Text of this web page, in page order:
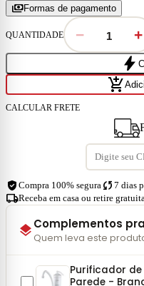
paymentsFormas de pagamento
QUANTIDADE − +
bolt
add_shopping_cart
CALCULAR FRETE
verified_user Compra 100% segura sync 7 dias
local_shippingReceba em casa ou retire
layersComplementos
Quem leva este
Purificador
Parede -